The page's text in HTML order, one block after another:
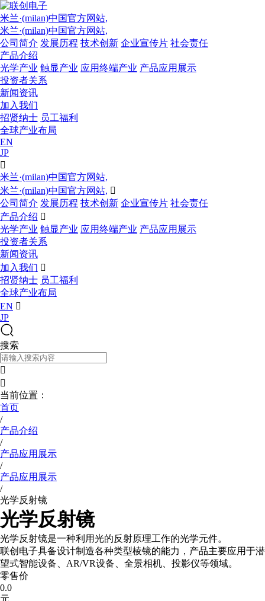
米兰·(milan)中国官方网站,
米兰·(milan)中国官方网站,
公司简介 发展历程 技术创新 企业宣传片 社会责任
产品介绍
光学产业 触显产业 应用终端产业 产品应用展示
投资者关系
新闻资讯
加入我们
招贤纳士 员工福利
全球产业布局
EN
JP

米兰·(milan)中国官方网站,
米兰·(milan)中国官方网站, 
公司简介 发展历程 技术创新 企业宣传片 社会责任
产品介绍 
光学产业 触显产业 应用终端产业 产品应用展示
投资者关系
新闻资讯
加入我们 
招贤纳士 员工福利
全球产业布局
EN 
JP
搜索


当前位置：
首页
/
产品介绍
/
产品应用展示
/
产品应用展示
/
光学反射镜
光学反射镜
光学反射镜是一种利用光的反射原理工作的光学元件。
联创电子具备设计制造各种类型棱镜的能力，产品主要应用于潜
望式智能设备、AR/VR设备、全景相机、投影仪等领域。
零售价
0.0
元